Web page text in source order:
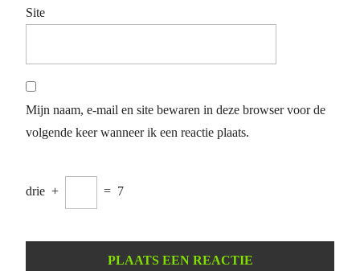
Site
Mijn naam, e-mail en site bewaren in deze browser voor de
volgende keer wanneer ik een reactie plaats.
drie + = 7